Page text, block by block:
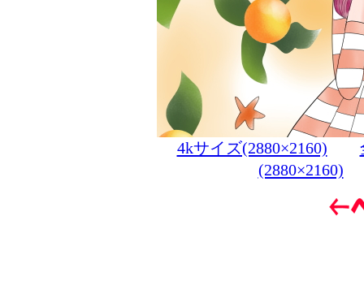
4kサイズ(2880×2160)
(2880×2160)